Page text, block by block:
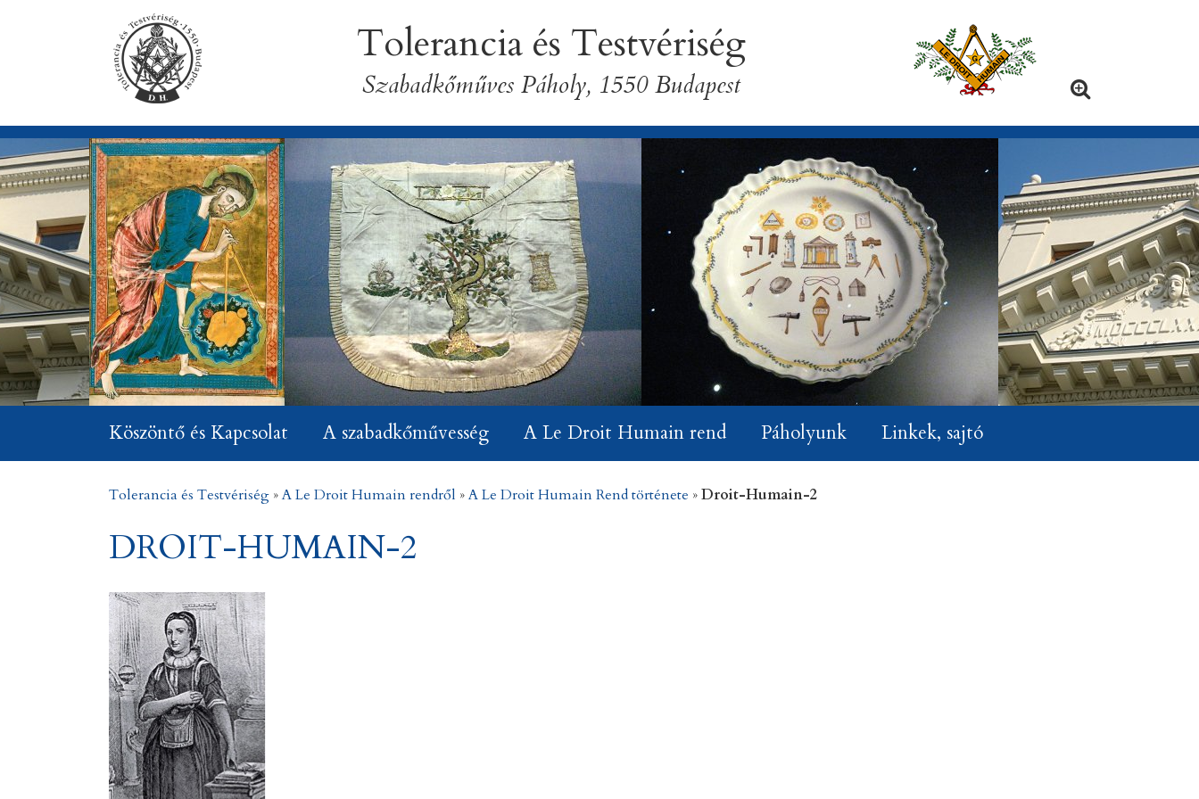
Tolerancia és Testvériség
Szabadkőműves Páholy, 1550 Budapest
Köszöntő és Kapcsolat A szabadkőművesség A Le Droit Humain rend Páholyunk Linkek, sajtó
Tolerancia és Testvériség »A Le Droit Humain rendről »A Le Droit Humain Rend története »Droit-Humain-2
DROIT-HUMAIN-2